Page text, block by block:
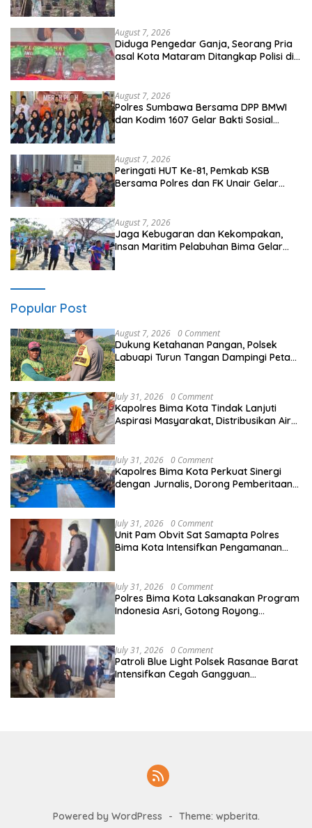
August 7, 2026
Diduga Pengedar Ganja, Seorang Pria
asal Kota Mataram Ditangkap Polisi di
August 7, 2026
Polres Sumbawa Bersama DPP BMWI
dan Kodim 1607 Gelar Bakti Sosial
August 7, 2026
Peringati HUT Ke-81, Pemkab KSB
Bersama Polres dan FK Unair Gelar
August 7, 2026
Jaga Kebugaran dan Kekompakan,
Insan Maritim Pelabuhan Bima Gelar
Popular Post
August 7, 2026 0 Comment
Dukung Ketahanan Pangan, Polsek
Labuapi Turun Tangan Dampingi Petani
July 31, 2026 0 Comment
Kapolres Bima Kota Tindak Lanjuti
Aspirasi Masyarakat, Distribusikan Air
July 31, 2026 0 Comment
Kapolres Bima Kota Perkuat Sinergi
dengan Jurnalis, Dorong Pemberitaan
July 31, 2026 0 Comment
Unit Pam Obvit Sat Samapta Polres
Bima Kota Intensifkan Pengamanan
July 31, 2026 0 Comment
Polres Bima Kota Laksanakan Program
Indonesia Asri, Gotong Royong
July 31, 2026 0 Comment
Patroli Blue Light Polsek Rasanae Barat
Intensifkan Cegah Gangguan
Powered by WordPress - Theme: wpberita.